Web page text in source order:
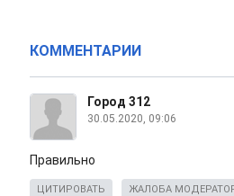
КОММЕНТАРИИ
Город 312
30.05.2020, 09:06
Правильно
ЦИТИРОВАТЬ ЖАЛОБА